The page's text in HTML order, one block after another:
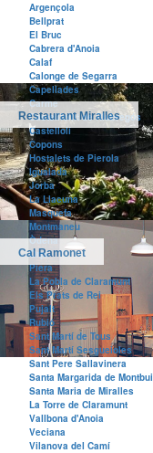
Argençola
Bellprat
El Bruc
Cabrera d'Anoia
Calaf
Calonge de Segarra
Capellades
Carme
Castellfollit de Riubregós
Castellolí
Copons
Hostalets de Pierola
Igualada
Jorba
La Llacuna
Masquefa
Montmaneu
Òdena
Orpí
Piera
La Pobla de Claramunt
Els Prats de Rei
Pujalt
Rubió
Sant Martí de Tous
Sant Martí Sesgueioles
Sant Pere Sallavinera
Santa Margarida de Montbui
Santa Maria de Miralles
La Torre de Claramunt
Vallbona d'Anoia
Veciana
Vilanova del Camí
Restaurant Miralles
Cal Ramonet